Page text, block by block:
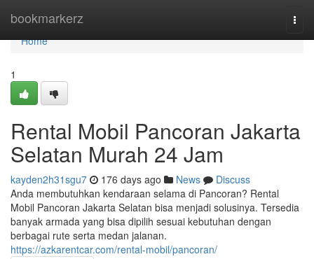
bookmarkerz
Home
Home
1
Rental Mobil Pancoran Jakarta
Selatan Murah 24 Jam
kayden2h31sgu7 176 days ago News
Discuss
Anda membutuhkan kendaraan selama di Pancoran? Rental
Mobil Pancoran Jakarta Selatan bisa menjadi solusinya. Tersedia
banyak armada yang bisa dipilih sesuai kebutuhan dengan
berbagai rute serta medan jalanan.
https://azkarentcar.com/rental-mobil/pancoran/